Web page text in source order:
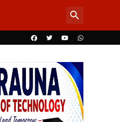
बदसलूकी के आरोप में दो सिपाही